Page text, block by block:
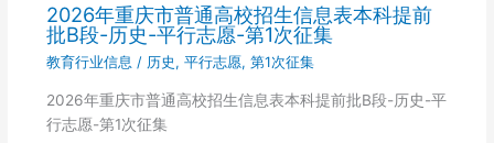
2026年重庆市普通高校招生信息表本科提前
批B段-历史-平行志愿-第1次征集
教育行业信息 / 历史 , 平行志愿, 第1次征集
2026年重庆市普通高校招生信息表本科提前批B段-历史-平
行志愿-第1次征集